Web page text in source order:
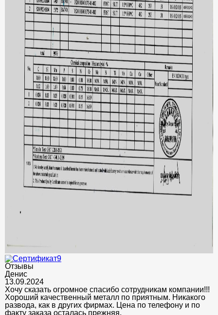
Отзывы
Денис
13.09.2024
Хочу сказать огромное спасибо сотрудникам компании!!!
Хороший качественный металл по приятным. Никакого
развода, как в других фирмах. Цена по телефону и по
факту заказа осталась прежняя.